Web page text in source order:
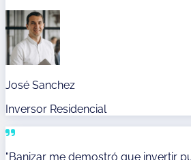
José Sanchez
Inversor Residencial
"Banizar me demostró que invertir